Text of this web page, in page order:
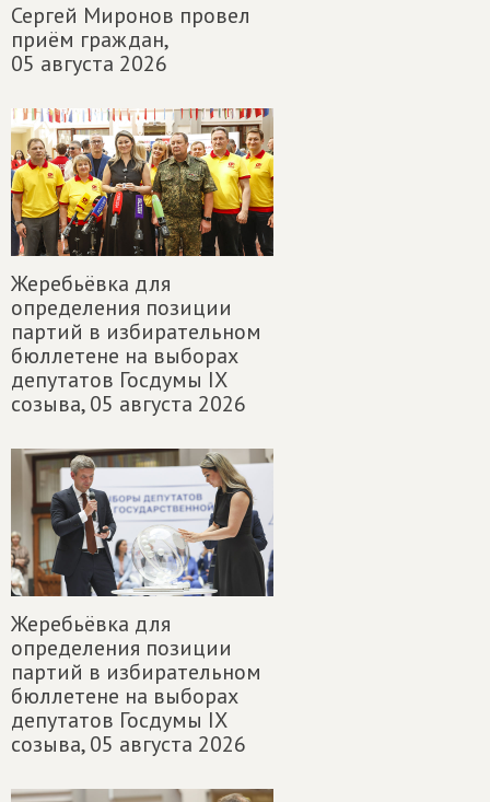
Сергей Миронов провел
приём граждан,
05 августа 2026
Жеребьёвка для
определения позиции
партий в избирательном
бюллетене на выборах
депутатов Госдумы IX
созыва,05 августа 2026
Жеребьёвка для
определения позиции
партий в избирательном
бюллетене на выборах
депутатов Госдумы IX
созыва,05 августа 2026